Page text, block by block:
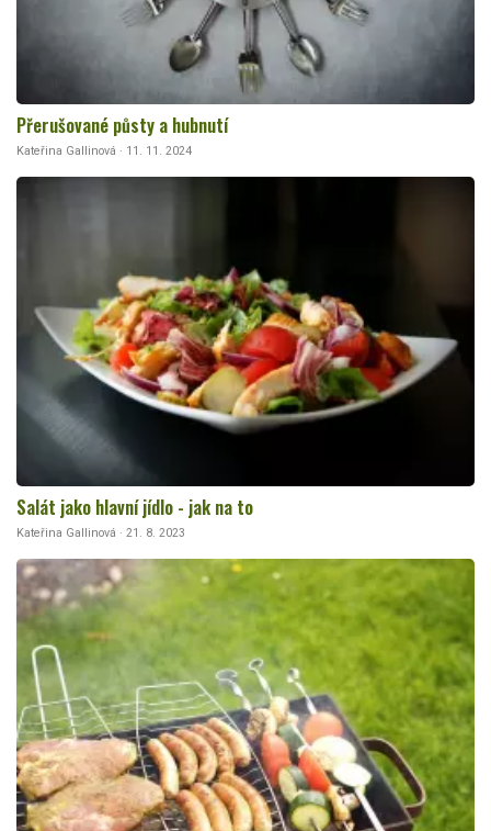
Přerušované půsty a hubnutí
Kateřina Gallinová · 11. 11. 2024
Salát jako hlavní jídlo - jak na to
Kateřina Gallinová · 21. 8. 2023